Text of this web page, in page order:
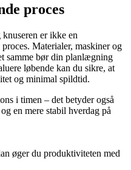
proces
er ikke en
Materialer, maskiner og
samme bør din planlægning
løbende kan du sikre, at
og minimal spildtid.
i timen – det betyder også
en mere stabil hverdag på
øger du produktiviteten med